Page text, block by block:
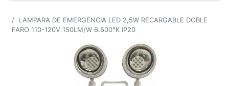
LAMPARA DE EMERGENCIA LED 2,5W RECARGABLE DOBLE
FARO 110-120V 150LM/W 6.500°K IP20